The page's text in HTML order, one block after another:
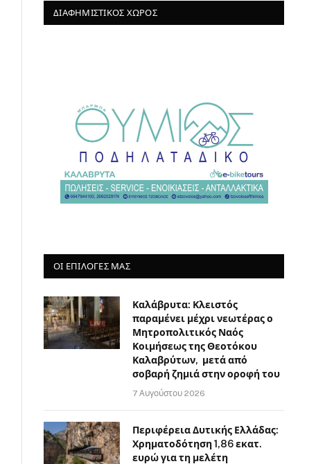
ΔΙΑΦΗΜΙΣΤΙΚΌΣ ΧΏΡΟΣ
ΟΙ ΕΠΙΛΟΓΈΣ ΜΑΣ
Καλάβρυτα: Κλειστός
παραμένει μέχρι νεωτέρας ο
Μητροπολιτικός Ναός
Κοιμήσεως της Θεοτόκου
Καλαβρύτων, μετά από
σοβαρή ζημιά στην οροφή του
7 Αυγούστου 2026
Περιφέρεια Δυτικής Ελλάδας:
Χρηματοδότηση 1,86 εκατ.
ευρώ για τη μελέτη